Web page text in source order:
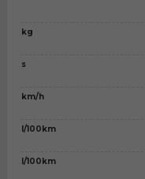
kg
s
km/h
l/100km
l/100km